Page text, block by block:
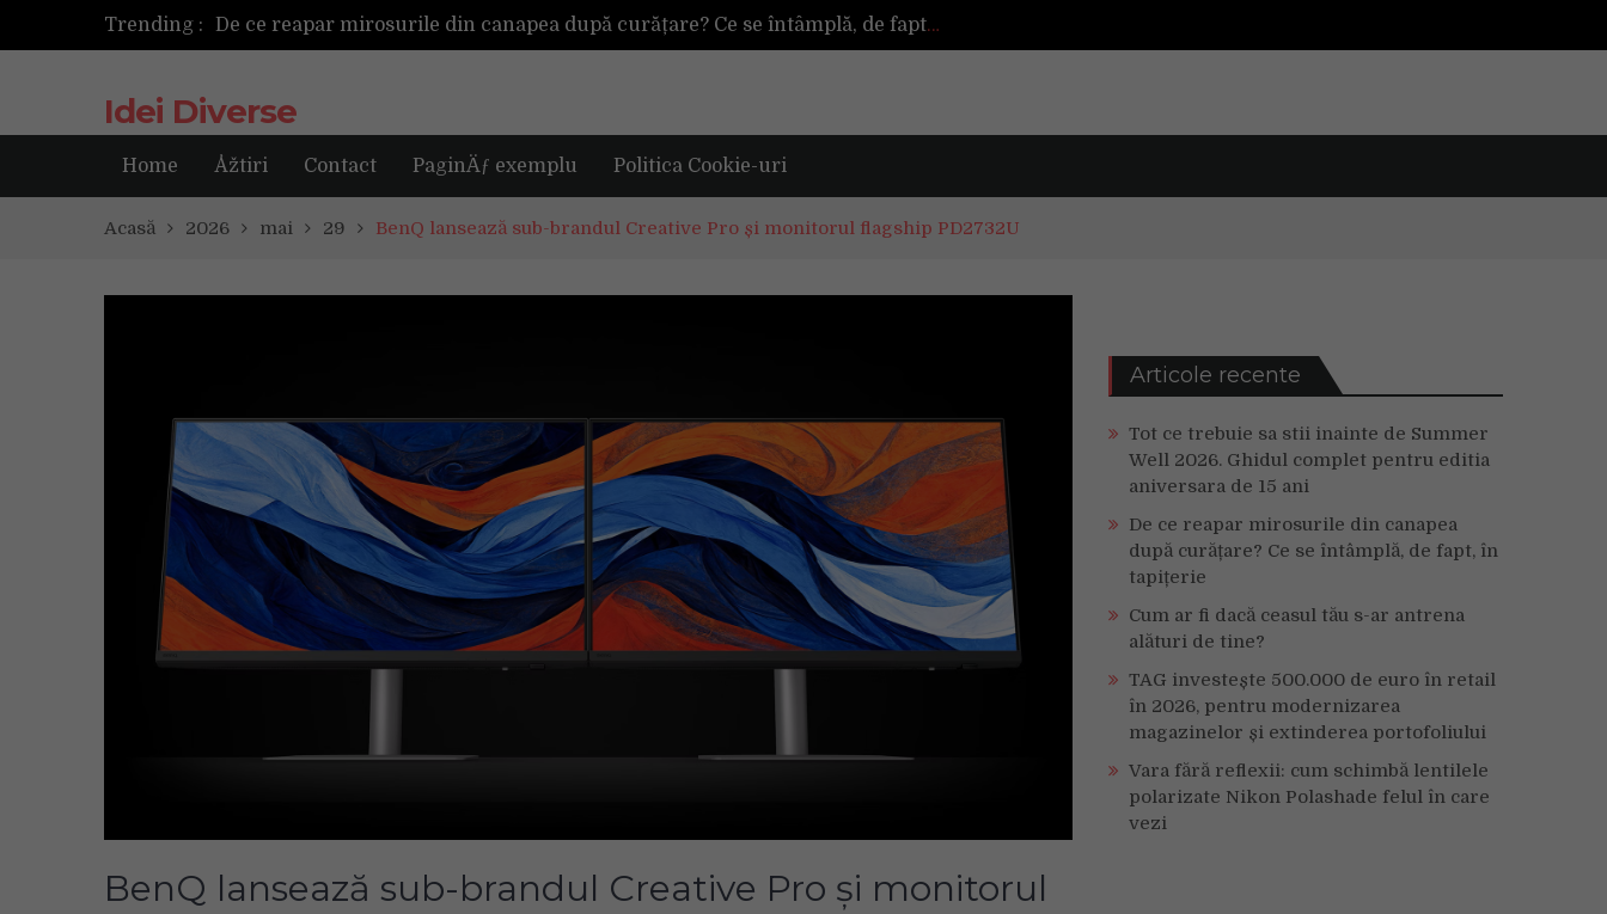
Trending :
De ce reapar mirosurile din canapea după curățare? Ce se întâmplă, de fapt, în tapițerie
Cum ar fi dacă ceasul tău s-ar antrena alături de tine?
Tot ce trebuie sa stii inainte de Summer Well 2026. Ghidul complet pentru editia aniversara de 15 ani
Idei Diverse
Home Åžtiri Contact PaginÄƒ exemplu Politica Cookie-uri
Acasă 2026 mai 29 BenQ lansează sub-brandul Creative Pro și monitorul flagship PD2732U
BenQ lansează sub-brandul Creative Pro și monitorul
Articole recente
Tot ce trebuie sa stii inainte de Summer
Well 2026. Ghidul complet pentru editia
aniversara de 15 ani
De ce reapar mirosurile din canapea
după curățare? Ce se întâmplă, de fapt, în
tapițerie
Cum ar fi dacă ceasul tău s-ar antrena
alături de tine?
TAG investește 500.000 de euro în retail
în 2026, pentru modernizarea
magazinelor și extinderea portofoliului
Vara fără reflexii: cum schimbă lentilele
polarizate Nikon Polashade felul în care
vezi